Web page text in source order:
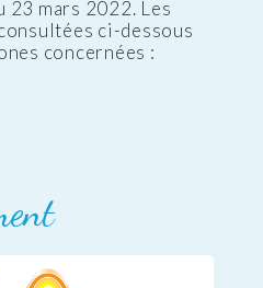
23 mars 2022. Les
ci-dessous
concernées :